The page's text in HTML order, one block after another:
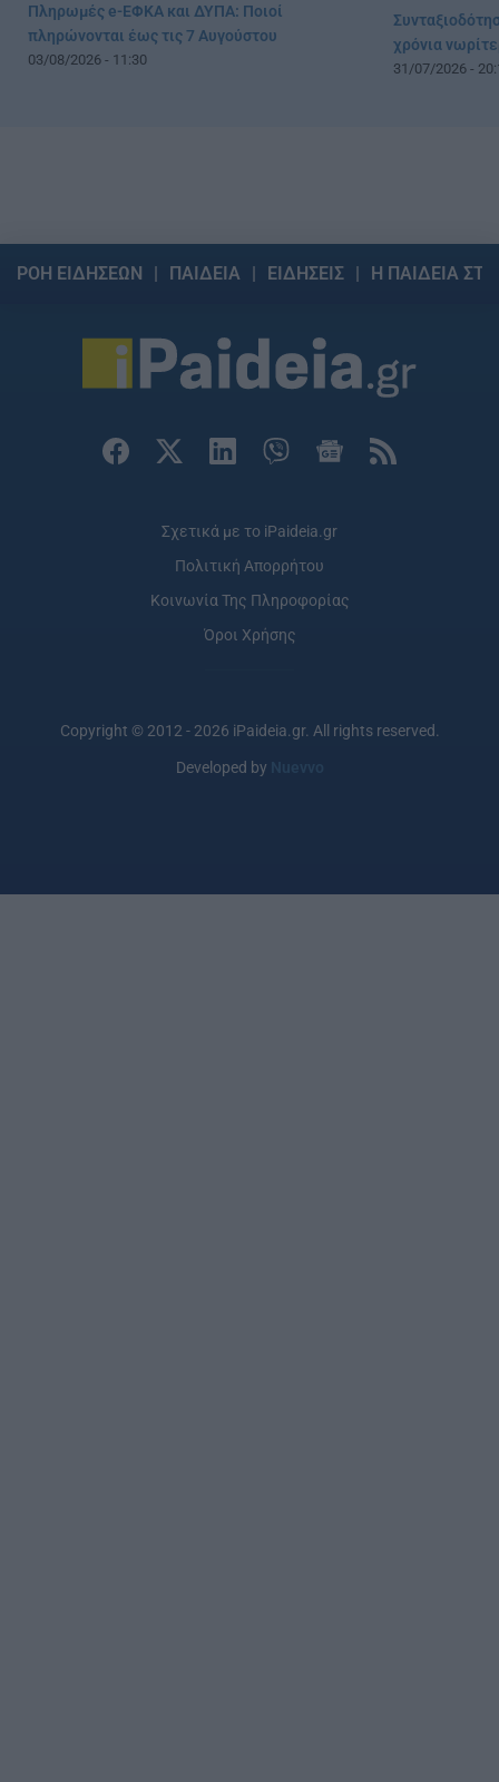
Πληρωμές e-ΕΦΚΑ και ΔΥΠΑ: Ποιοί
πληρώνονται έως τις 7 Αυγούστου
03/08/2026 - 11:30
χρόνια
31/07/2026 -
ΡΟΗ ΕΙΔΗΣΕΩΝ ΠΑΙΔΕΙΑ ΕΙΔΗΣΕΙΣ Η ΠΑΙΔΕΙΑ
Σχετικά με το iPaideia.gr
Πολιτική Απορρήτου
Κοινωνία Της Πληροφορίας
Όροι Χρήσης
Copyright © 2012 - 2026 iPaideia.gr. All rights reserved.
Developed by